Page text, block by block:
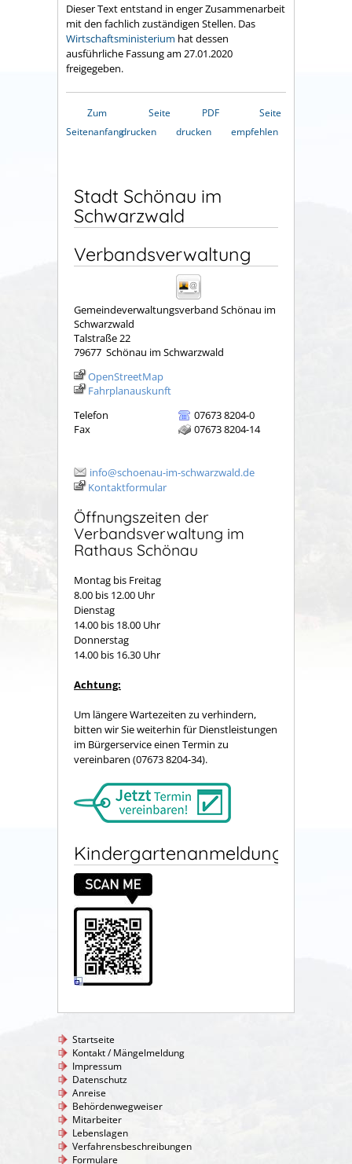
Dieser Text entstand in enger Zusammenarbeit
mit den fachlich zuständigen Stellen. Das
Wirtschaftsministerium hat dessen
ausführliche Fassung am 27.01.2020
freigegeben.
Zum
Seitenanfang
Seite
drucken
PDF
drucken
Seite
empfehlen
Stadt Schönau im
Schwarzwald
Verbandsverwaltung
Gemeindeverwaltungsverband Schönau im
Schwarzwald
Talstraße 22
79677 Schönau im Schwarzwald
OpenStreetMap
Fahrplanauskunft
Telefon
07673 8204-0
Fax
07673 8204-14
info@schoenau-im-schwarzwald.de
Kontaktformular
Öffnungszeiten der
Verbandsverwaltung im
Rathaus Schönau
Montag bis Freitag
8.00 bis 12.00 Uhr
Dienstag
14.00 bis 18.00 Uhr
Donnerstag
14.00 bis 16.30 Uhr
Achtung:
Um längere Wartezeiten zu verhindern,
bitten wir Sie weiterhin für Dienstleistungen
im Bürgerservice einen Termin zu
vereinbaren (07673 8204-34).
Kindergartenanmeldung
Startseite
Kontakt / Mängelmeldung
Impressum
Datenschutz
Anreise
Behördenwegweiser
Mitarbeiter
Lebenslagen
Verfahrensbeschreibungen
Formulare